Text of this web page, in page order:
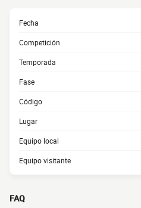
Fecha
Competición
Temporada
Fase
Código
Lugar
Equipo local
Equipo visitante
FAQ